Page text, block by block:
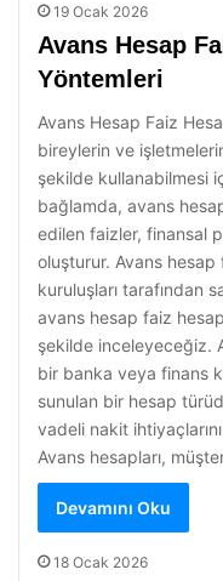
19 Ocak 2026
Avans Hesap
Yöntemleri
Avans Hesap Faiz
bireylerin ve
şekilde kullanabilmesi
bağlamda, avans
edilen faizler, finansal
oluşturur. Avans
kuruluşları tarafından
avans hesap faiz
şekilde inceleyeceğiz.
bir banka veya finans
sunulan bir hesap
vadeli nakit ihtiyaçlarını
Avans hesapları,
Devamını Oku
18 Ocak 2026